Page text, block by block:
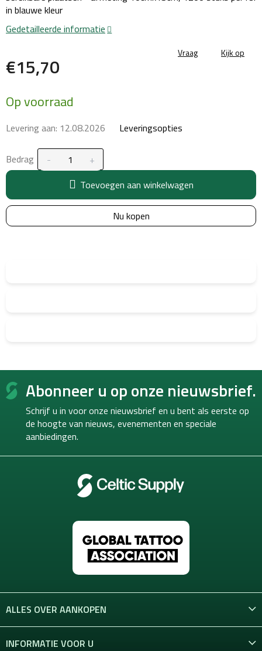
€15,70
prijs:
Op voorraad
Levering aan: 12.08.2026 Leveringsopties
Bedrag
Toevoegen aan winkelwagen
Nu kopen
in blauwe kleur
Gedetailleerde informatie
Vraag Kijk op
F
Abonneer u op onze nieuwsbrief.
Schrijf u in voor onze nieuwsbrief en u bent als eerste op
de hoogte van nieuws, evenementen en speciale
aanbiedingen.
ALLES OVER AANKOPEN
INFORMATIE VOOR U